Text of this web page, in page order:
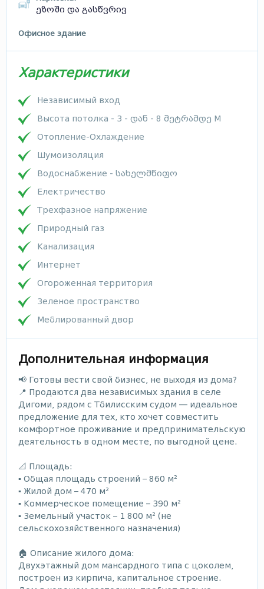
ეზოში და გასწვრივ
Офисное здание
Характеристики
Независимый вход
Высота потолка - 3 - დან - 8 მეტრამდე М
Отопление-Охлаждение
Шумоизоляция
Водоснабжение - სახელმწიფო
Електричество
Трехфазное напряжение
Природный газ
Канализация
Интернет
Огороженная территория
Зеленое пространство
Меблированный двор
Дополнительная информация
📢 Готовы вести свой бизнес, не выходя из дома?
📍 Продаются два независимых здания в селе
Дигоми, рядом с Тбилисским судом — идеальное
предложение для тех, кто хочет совместить
комфортное проживание и предпринимательскую
деятельность в одном месте, по выгодной цене.
📐 Площадь:
▪️ Общая площадь строений – 860 м²
▪️ Жилой дом – 470 м²
▪️ Коммерческое помещение – 390 м²
▪️ Земельный участок – 1 800 м² (не
сельскохозяйственного назначения)
🏠 Описание жилого дома:
Двухэтажный дом мансардного типа с цоколем,
построен из кирпича, капитальное строение.